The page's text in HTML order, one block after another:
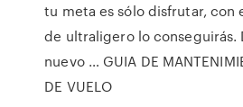
tu meta es sólo disfrutar, con
de ultraligero lo conseguirás.
nuevo … GUIA DE
DE VUELO